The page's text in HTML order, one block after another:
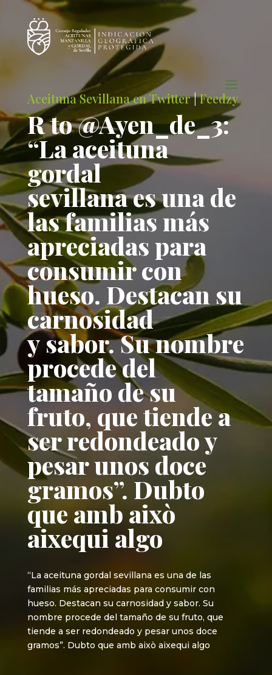
Aceituna Sevillana en Twitter|Feedzy
R to @Ayen_de_3:
“La aceituna
gordal
sevillana es una de
las familias más
apreciadas para
consumir con
hueso. Destacan su
carnosidad
y sabor. Su nombre
procede del
tamaño de su
fruto, que tiende a
ser redondeado y
pesar unos doce
gramos”. Dubto
que amb això
aixequi algo
“La aceituna gordal sevillana es una de las
familias más apreciadas para consumir con
hueso. Destacan su carnosidad y sabor. Su
nombre procede del tamaño de su fruto, que
tiende a ser redondeado y pesar unos doce
gramos”. Dubto que amb això aixequi algo